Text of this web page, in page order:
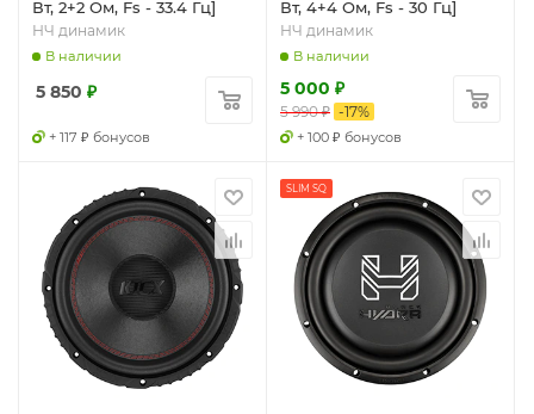
Вт, 2+2 Ом, Fs - 33.4 Гц]
НЧ динамик
В наличии
5 850 ₽
+ 117 ₽ бонусов
Вт, 4+4 Ом, Fs - 30 Гц]
НЧ динамик
В наличии
5 000 ₽
5 990₽ -17%
+ 100 ₽ бонусов
SLIM SQ